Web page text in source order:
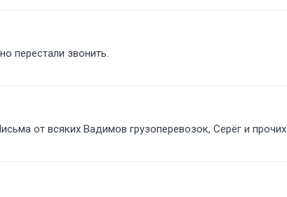
перестали звонить.
от всяких Вадимов грузоперевозок, Серёг и прочих